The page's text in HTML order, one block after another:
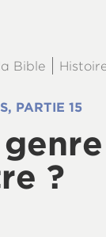
Bible
PARTIE 15
?